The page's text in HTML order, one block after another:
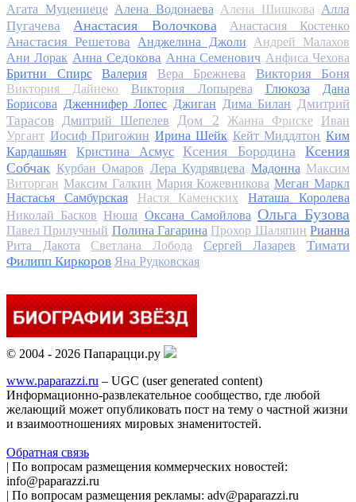
Агата Муцениеце Алена Водонаева Алена Шишкова Алла
Пугачева
Анастасия Волочкова Анастасия Костенко
Анастасия Решетова Анджелина Джоли
Андрей Малахов
Ани Лорак Анна Седокова Анна Семенович Анфиса Чехова
Бритни Спирс
Валерия Вера Брежнева Виктория Боня
Виктория Дайнеко Виктория Лопырева Глюкоза
Дана
Борисова Дженнифер Лопес Джиган Дима Билан
Дмитрий
Тарасов
Дмитрий Шепелев Дом 2 Жанна Фриске
Иван
Ургант Иосиф Пригожин Ирина Шейк Кейт Миддлтон Ким
Кардашьян
Кристина Асмус Ксения Бородина
Ксения
Собчак Курбан Омаров Лера Кудрявцева Мадонна Максим
Виторган Максим Галкин Мария Кожевникова Меган Маркл
Настасья Самбурская
Настя Каменских
Наташа Королева
Николай Басков Нюша Оксана Самойлова Ольга Бузова
Павел Прилучный Полина Гагарина Прохор Шаляпин Рианна
Рита Дакота
Светлана Лобода Сергей Лазарев
Тимати
Филипп Киркоров Яна Рудковская
© 2004 - 2026 Папарацци.ру
www.paparazzi.ru – UGC (user generated content)
Информационно-развлекательное сообщество, где любой
желающий может опубликовать пост на тему о частной жизни
и взаимоотношениях мировых знаменитостей.
Обратная связь
| По вопросам размещения коммерческих новостей:
info@paparazzi.ru
| По вопросам размещения рекламы: adv@paparazzi.ru